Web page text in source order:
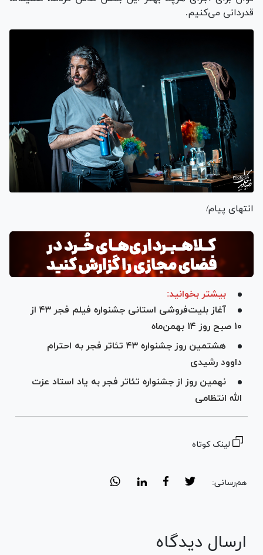
قدردانی می‌کنیم.
انتهای پیام/
بیشتر بخوانید:
آغاز بلیت‌فروشی استانی جشنواره فیلم فجر ۴۳ از
۱۰ صبح روز ۱۴ بهمن‌ماه
هشتمین روز جشنواره ۴۳ تئاتر فجر به احترام
داوود رشیدی
نهمین روز از جشنواره تئاتر فجر به یاد استاد عزت
الله انتظامی
لینک کوتاه
هم‌رسانی:
ارسال دیدگاه